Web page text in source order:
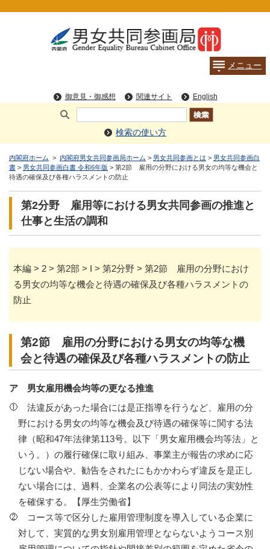
検索の使い方
内閣府ホーム > 内閣府男女共同参画局ホーム > 男女共同参画とは > 男女共同参画白
書 > 男女共同参画白書 令和6年版 > 第2節 雇用の分野における男女の均等な機会と
待遇の確保及び各種ハラスメントの防止
第2分野 雇用等における男女共同参画の推進と
仕事と生活の調和
本編 > 2 > 第2部 > I > 第2分野 > 第2節 雇用の分野におけ
る男女の均等な機会と待遇の確保及び各種ハラスメントの
防止
第2節 雇用の分野における男女の均等な機
会と待遇の確保及び各種ハラスメントの防止
ア 男女雇用機会均等の更なる推進
法違反があった場合には是正指導を行うなど、雇用の分
野における男女の均等な機会及び待遇の確保等に関する法
律（昭和47年法律第113号。以下「男女雇用機会均等法」と
いう。）の履行確保に取り組み、事業主が報告の求めに応
じない場合や、勧告をされたにもかかわらず違反を是正し
ない場合には、過料、企業名の公表等により同法の実効性
を確保する。【厚生労働省】
コース等で区分した雇用管理制度を導入している企業に
対して、実質的な男女別雇用管理とならないようコース別